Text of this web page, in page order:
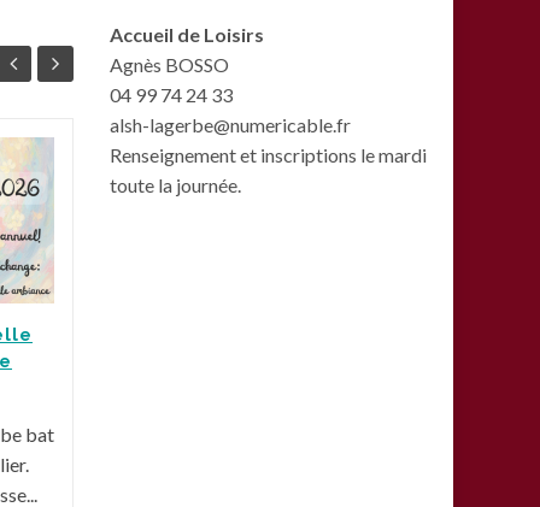
bat
15
L’inauguration de la
ligne 5 au parc
Accueil de Loisirs
Agnès BOSSO
04 99 74 24 33
alsh-lagerbe@numericable.fr
Renseignement et inscriptions le mardi
toute la journée.